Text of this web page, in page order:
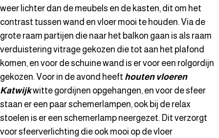
weer lichter dan de meubels en de kasten, dit om het
contrast tussen wand en vloer mooi te houden. Via de
grote raam partijen die naar het balkon gaan is als raam
verduistering vitrage gekozen die tot aan het plafond
komen, en voor de schuine wand is er voor een rolgordijn
gekozen. Voor in de avond heeft houten vloeren
Katwijkwitte gordijnen opgehangen, en voor de sfeer
staan er een paar schemerlampen, ook bij de relax
stoelen is er een schemerlamp neergezet. Dit verzorgt
voor sfeerverlichting die ook mooi op de vloer